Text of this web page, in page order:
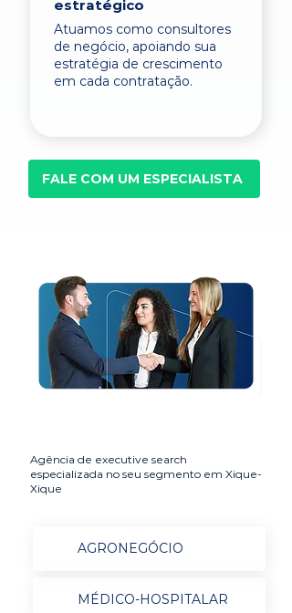
estratégico
Atuamos como consultores
de negócio, apoiando sua
estratégia de crescimento
em cada contratação.
FALE COM UM ESPECIALISTA
Agência de executive search
especializada no seu segmento em Xique-
Xique
AGRONEGÓCIO
MÉDICO-HOSPITALAR